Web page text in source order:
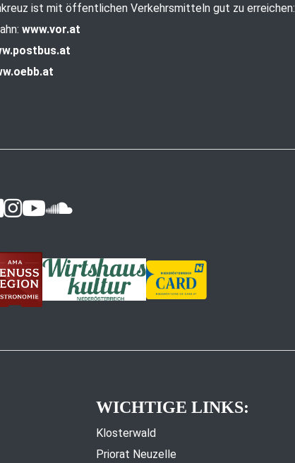
ist mit öffentlichen Verkehrsmitteln gut zu erreichen:
www.vor.at
WICHTIGE LINKS:
Klosterwald
Priorat Neuzelle